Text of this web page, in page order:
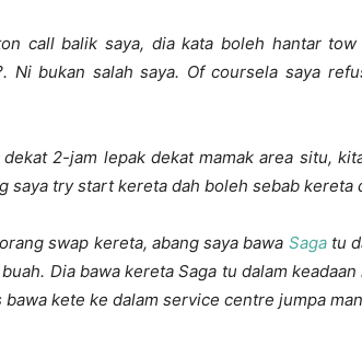
call balik saya, dia kata boleh hantar
Ni bukan salah saya. Of coursela saya
dekat 2-jam lepak dekat mamak area situ,
saya try start kereta dah boleh sebab kereta
swap kereta, abang saya bawa Sagatu
Dia bawa kereta Saga tu dalam
bawa kete ke dalam service centre jumpa